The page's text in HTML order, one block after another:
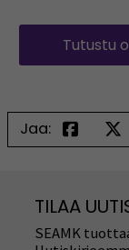
Tutustu
Jaa:
TILAA
SEAMK